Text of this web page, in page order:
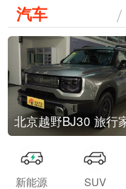
汽车
北京越野BJ30 旅行
新能源 SUV